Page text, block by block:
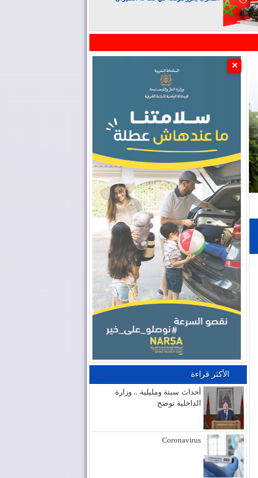
✕
الأكثر قراءة
أحداث سبتة ومليلية .. وزارة
الداخلية توضح
Coronavirus